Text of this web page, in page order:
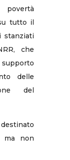
tutto il
stanziati
che
supporto
delle
del
destinato
ma non